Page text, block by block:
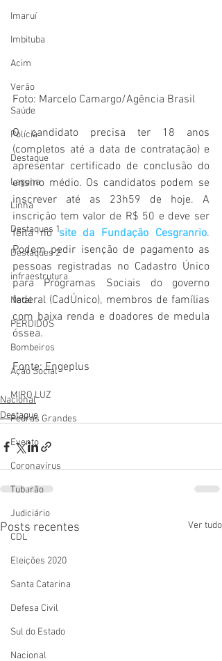
Imaruí
Imbituba
Acim
Verão
Saúde
Polícia
Destaque
Laguna
Linha
Destaques 1
Destaques 2
infraestrutura
Natal
PERDIDOS
Bombeiros
Ação Social
MIRO LUZ
Pedras Grandes
Evento
Coronavírus
Tubarão
Judiciário
CDL
Eleições 2020
Santa Catarina
Defesa Civil
Sul do Estado
Nacional
Foto: Marcelo Camargo/Agência Brasil
O candidato precisa ter 18 anos
(completos até a data de contratação) e
apresentar certificado de conclusão do
ensino médio. Os candidatos podem se
inscrever até as 23h59 de hoje. A
inscrição tem valor de R$ 50 e deve ser
feita no site da Fundação Cesgranrio.
Podem pedir isenção de pagamento as
pessoas registradas no Cadastro Único
para Programas Sociais do governo
federal (CadÚnico), membros de famílias
com baixa renda e doadores de medula
óssea.
Fonte: Engeplus
Nacional
Destaque
Posts recentes Ver tudo